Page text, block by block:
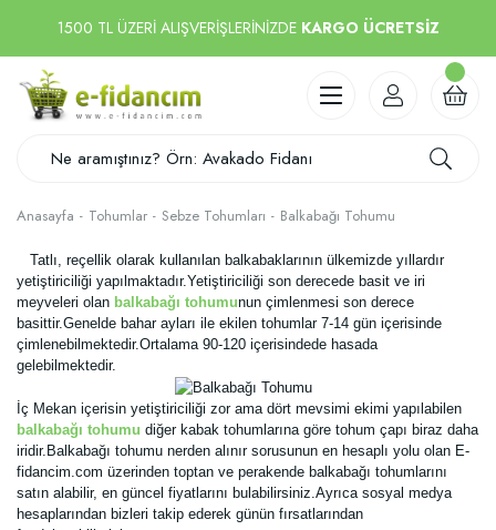
1500 TL ÜZERİ ALIŞVERİŞLERİNİZDE KARGO ÜCRETSİZ
Anasayfa Tohumlar Sebze Tohumları Balkabağı Tohumu
Tatlı, reçellik olarak kullanılan balkabaklarının ülkemizde yıllardır
yetiştiriciliği yapılmaktadır.Yetiştiriciliği son derecede basit ve iri
meyveleri olan balkabağı tohumunun çimlenmesi son derece
basittir.Genelde bahar ayları ile ekilen tohumlar 7-14 gün içerisinde
çimlenebilmektedir.Ortalama 90-120 içerisindede hasada
gelebilmektedir.
İç Mekan içerisin yetiştiriciliği zor ama dört mevsimi ekimi yapılabilen
balkabağı tohumu diğer kabak tohumlarına göre tohum çapı biraz daha
iridir.Balkabağı tohumu nerden alınır sorusunun en hesaplı yolu olan E-
fidancim.com üzerinden toptan ve perakende balkabağı tohumlarını
satın alabilir, en güncel fiyatlarını bulabilirsiniz.Ayrıca sosyal medya
hesaplarından bizleri takip ederek günün fırsatlarından